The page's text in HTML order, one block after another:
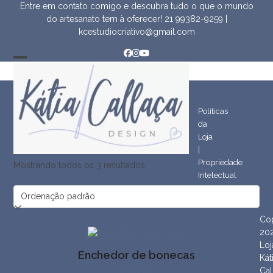
Entre em contato comigo e descubra tudo o que o mundo
do artesanato tem à oferecer! 21 99382-9259
kcestudiocriativo@gmail.com
Facebook
Instagram
YouTube
mobile
menu
mobile
menu
Mostrando todos os 3 resultados
Enchedor de bonecas
Políticas
da
Loja
Propriedade
Intelectual